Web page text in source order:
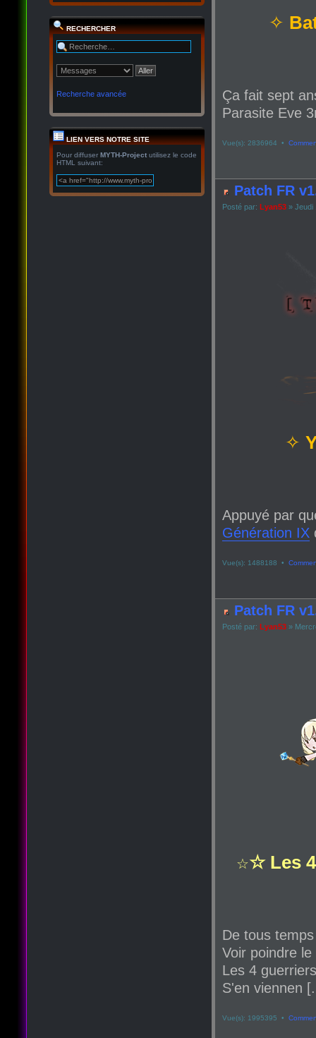
RECHERCHER
Recherche avancée
LIEN VERS NOTRE SITE
Pour diffuser MYTH-Project utilisez le code
HTML suivant:
✧
Ça fait sept
Parasite Eve
Vue(s): 2836964 •
Patch FR
Posté par: Lyan53 » Jeudi
✧
Appuyé par
Génération IX
Vue(s): 1488188 •
Patch FR
Posté par: Lyan53 »
☆☆ Les
De tous
Voir poindre
Les 4
S'en viennen
Vue(s): 1995395 •